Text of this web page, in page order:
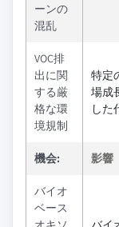
ーンの
混乱
VOC排
出に関
する厳
格な環
境規制
特定
場成
した
機会: 影響
バイオ
ベース